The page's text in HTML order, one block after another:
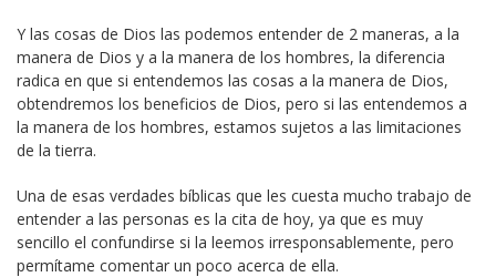
Y las cosas de Dios las podemos entender de 2 maneras, a la
manera de Dios y a la manera de los hombres, la diferencia
radica en que si entendemos las cosas a la manera de Dios,
obtendremos los beneficios de Dios, pero si las entendemos a
la manera de los hombres, estamos sujetos a las limitaciones
de la tierra.
Una de esas verdades bíblicas que les cuesta mucho trabajo de
entender a las personas es la cita de hoy, ya que es muy
sencillo el confundirse si la leemos irresponsablemente, pero
permítame comentar un poco acerca de ella.